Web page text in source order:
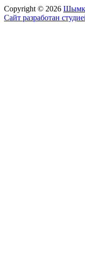
Copyright © 2026
Сайт разработан